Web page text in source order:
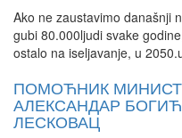
Ako ne zaustavimo današnji
gubi 80.000ljudi svake
ostalo na iseljavanje, u
ПОМОЋНИК
АЛЕКСАНДАР
ЛЕСКОВАЦ